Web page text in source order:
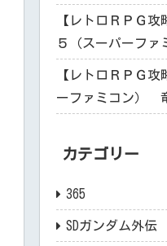
【レトロＲＰＧ
５（スーパーフ
【レトロＲＰＧ
ーファミコン）
カテゴリー
365
SDガンダム外